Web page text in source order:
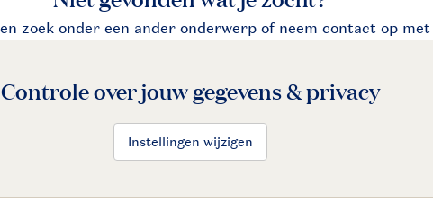
Controle over jouw gegevens & privacy
Instellingen wijzigen